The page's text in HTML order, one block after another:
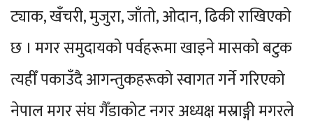
ट्याक, खँचरी, मुजुरा, जाँतो, ओदान, ढिकी राखिएको
छ । मगर समुदायको पर्वहरूमा खाइने मासको बटुक
त्यहीँ पकाउँदै आगन्तुकहरूको स्वागत गर्ने गरिएको
नेपाल मगर संघ गैँडाकोट नगर अध्यक्ष मस्राङ्गी मगरले